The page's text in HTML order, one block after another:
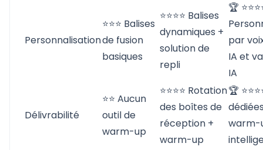
Personnalisation
⭐⭐⭐ Balises
de fusion
basiques
⭐⭐⭐⭐ Balises
dynamiques +
solution de
repli
🏆
par
IA et
IA
Délivrabilité
⭐⭐ Aucun
outil de
warm-up
⭐⭐⭐⭐ Rotation
des boîtes de
réception +
warm-up
🏆
warm-